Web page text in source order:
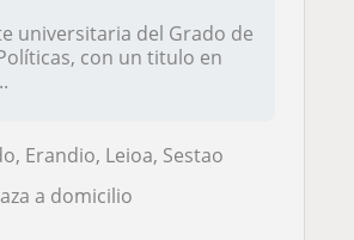
universitaria del Grado de
con un titulo en
Erandio, Leioa, Sestao
a domicilio